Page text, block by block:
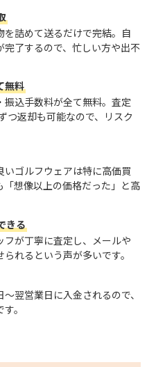
詰めて送るだけで完結。自
了するので、忙しい方や出不
無料
込手数料が全て無料。査定
つ返却も可能なので、リスク
ゴルフウェアは特に高価買
想像以上の価格だった」と高
きる
が丁寧に査定し、メールや
れるという声が多いです。
翌営業日に入金されるので、
。